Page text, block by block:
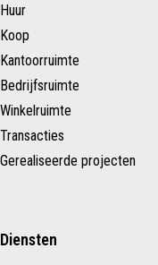
Huur
Koop
Kantoorruimte
Bedrijfsruimte
Winkelruimte
Transacties
Gerealiseerde projecten
Diensten